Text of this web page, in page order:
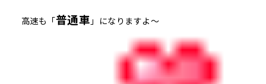
高速も「普通車 」になりますよ～